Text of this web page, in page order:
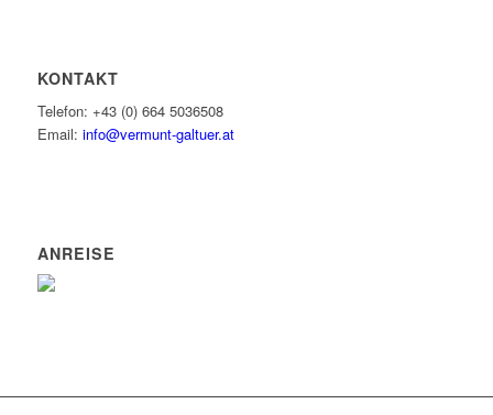
KONTAKT
Telefon: +43 (0) 664 5036508
Email: info@vermunt-galtuer.at
ANREISE